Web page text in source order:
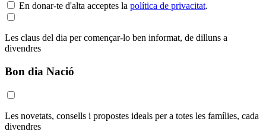
En donar-te d'alta acceptes la política de privacitat.
Les claus del dia per començar-lo ben informat, de dilluns a
divendres
Bon dia Nació
Les novetats, consells i propostes ideals per a totes les famílies, cada
divendres